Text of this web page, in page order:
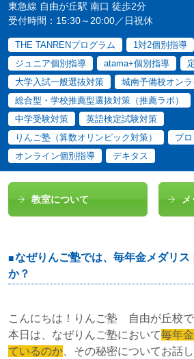
東急線 自由が丘駅 南口 徒歩2分
受付時間：15:30～20:00／日祝休
THE TANRENプログラム 1対2個別指導
ジュニア個別指導
atama+個別指導
大学入試一般選抜対策
城南予備校オンラ
総合型・学校推薦型選抜対策（推薦ラボ）
中学受験対策
英語検定試験対策
りんご塾（算数オリンピック対策）
プ
オンライン個別指導
デキタス
教室について メ
なぜりんご塾では、毎年金メダリス
か？
こんにちは！りんご塾 自由が丘校で
本日は、なぜりんご塾において毎年
ているのか 、その秘密についてお話し